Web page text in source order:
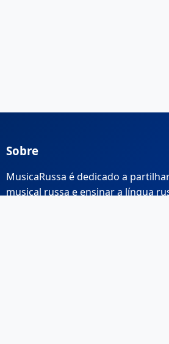
Sobre
MusicaRussa é dedicado a
musical russa e ensinar a língua